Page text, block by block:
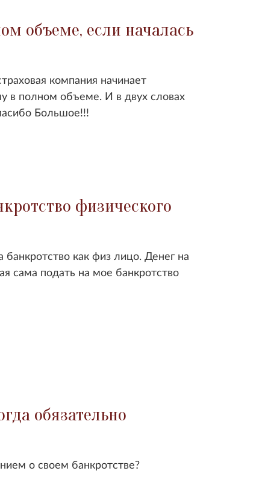
объеме, если началась
компания начинает
в полном объеме. И в двух словах
Большое!!!
физического
как физ лицо. Денег на
сама подать на мое банкротство
обязательно
о своем банкротстве?